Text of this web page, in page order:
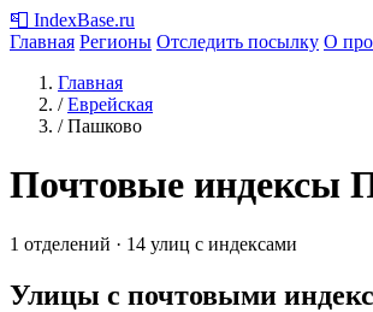
📮 IndexBase.ru
Главная Регионы Отследить посылку О
Главная
/ Еврейская
/ Пашково
Почтовые индексы
1 отделений · 14 улиц с индексами
Улицы с почтовыми